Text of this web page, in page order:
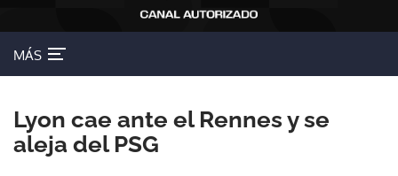
MÁS
Lyon cae ante el Rennes y se
aleja del PSG